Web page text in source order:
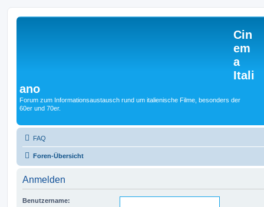
Cin
em
a
Itali
ano
Forum zum Informationsaustausch rund um italienische Filme, besonders der
60er und 70er.
FAQ
Foren-Übersicht
Anmelden
Benutzername: